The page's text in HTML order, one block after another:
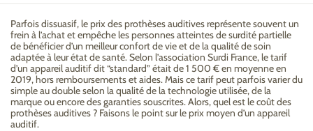
Parfois dissuasif, le prix des prothèses auditives représente souvent un
frein à l’achat et empêche les personnes atteintes de surdité partielle
de bénéficier d’un meilleur confort de vie et de la qualité de soin
adaptée à leur état de santé. Selon l’association Surdi France, le tarif
d’un appareil auditif dit “standard” était de 1 500 € en moyenne en
2019, hors remboursements et aides. Mais ce tarif peut parfois varier du
simple au double selon la qualité de la technologie utilisée, de la
marque ou encore des garanties souscrites. Alors, quel est le coût des
prothèses auditives ? Faisons le point sur le prix moyen d’un appareil
auditif.